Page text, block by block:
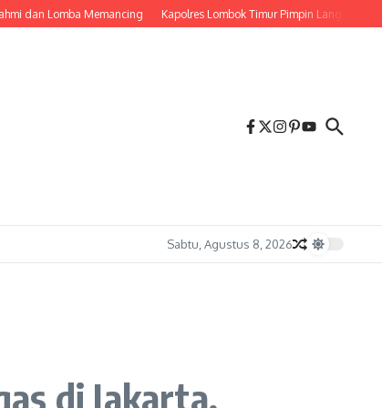
Lomba Memancing Kapolres Lombok Timur Pimpin Langsung
Sabtu, Agustus 8, 2026
di Jakarta,